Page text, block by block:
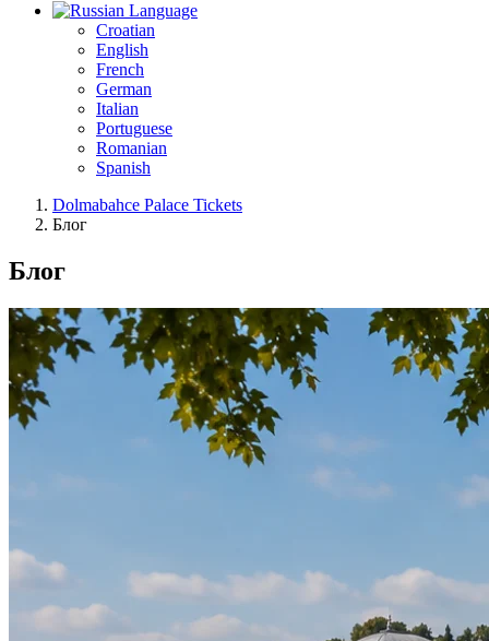
Language
Croatian
English
French
German
Italian
Portuguese
Romanian
Spanish
Dolmabahce Palace Tickets
Блог
Блог